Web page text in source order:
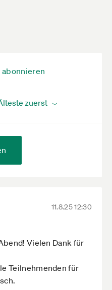
abonnieren
11.8.25 12:30
Vielen Dank für
Teilnehmenden für